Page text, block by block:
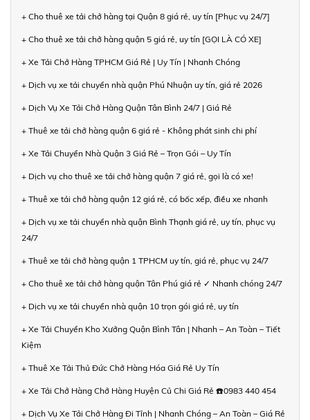
+ Cho thuê xe tải chở hàng tại Quận 8 giá rẻ, uy tín [Phục vụ 24/7]
+ Cho thuê xe tải chở hàng quận 5 giá rẻ, uy tín [GỌI LÀ CÓ XE]
+ Xe Tải Chở Hàng TPHCM Giá Rẻ | Uy Tín | Nhanh Chóng
+ Dịch vụ xe tải chuyển nhà quận Phú Nhuận uy tín, giá rẻ 2026
+ Dịch Vụ Xe Tải Chở Hàng Quận Tân Bình 24/7 | Giá Rẻ
+ Thuê xe tải chở hàng quận 6 giá rẻ - Không phát sinh chi phí
+ Xe Tải Chuyển Nhà Quận 3 Giá Rẻ – Trọn Gói – Uy Tín
+ Dịch vụ cho thuê xe tải chở hàng quận 7 giá rẻ, gọi là có xe!
+ Thuê xe tải chở hàng quận 12 giá rẻ, có bốc xếp, điều xe nhanh
+ Dịch vụ xe tải chuyển nhà quận Bình Thạnh giá rẻ, uy tín, phục vụ
24/7
+ Thuê xe tải chở hàng quận 1 TPHCM uy tín, giá rẻ, phục vụ 24/7
+ Cho thuê xe tải chở hàng quận Tân Phú giá rẻ ✓ Nhanh chóng 24/7
+ Dịch vụ xe tải chuyển nhà quận 10 trọn gói giá rẻ, uy tín
+ Xe Tải Chuyển Kho Xưởng Quận Bình Tân | Nhanh – An Toàn – Tiết
Kiệm
+ Thuê Xe Tải Thủ Đức Chở Hàng Hóa Giá Rẻ Uy Tín
+ Xe Tải Chở Hàng Chở Hàng Huyện Củ Chi Giá Rẻ ☎️0983 440 454
+ Dịch Vụ Xe Tải Chở Hàng Đi Tỉnh | Nhanh Chóng – An Toàn – Giá Rẻ